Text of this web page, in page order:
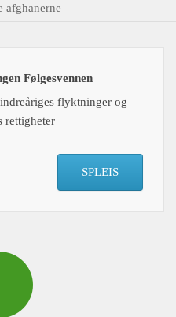
afghanerne
Følgesvennen
flyktninger og
rettigheter
SPLEIS